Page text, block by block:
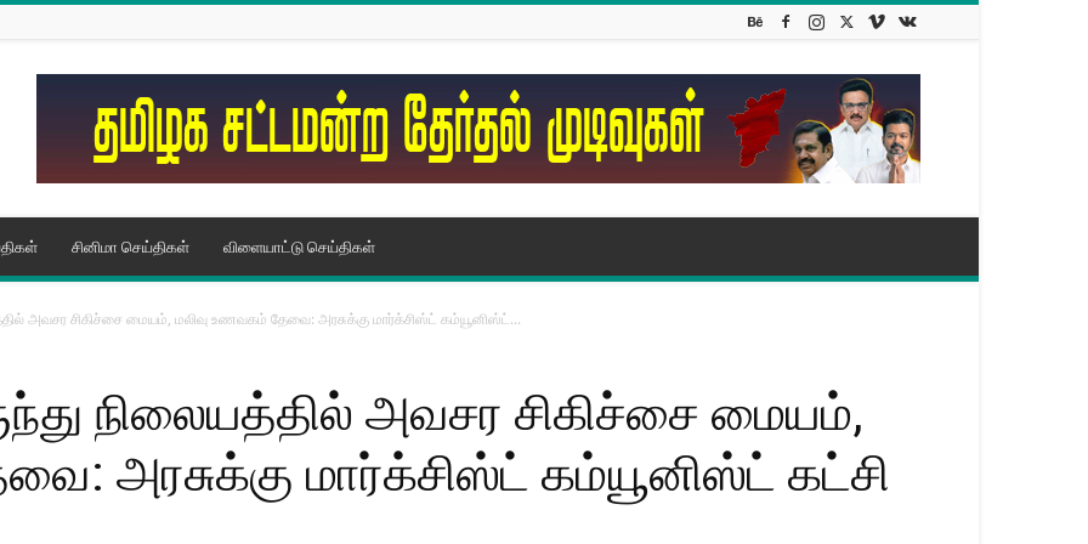
சினிமா செய்திகள் விளையாட்டு செய்திகள்
அவசர சிகிச்சை மையம், மலிவு உணவகம் தேவை: அரசுக்கு மார்க்சிஸ்ட் கம்யூனிஸ்ட்...
நிலையத்தில் அவசர சிகிச்சை மையம்,
அரசுக்கு மார்க்சிஸ்ட் கம்யூனிஸ்ட் கட்சி